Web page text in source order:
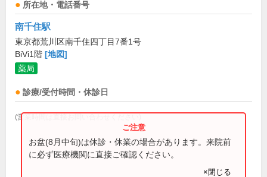
所在地・電話番号
南千住駅
東京都荒川区南千住四丁目7番1号
BiVi1階 [地図]
薬局
診療/受付時間・休診日
(営業時間は直接お問い合わせください)
お盆(8月中旬)は休診・休業の場合があります。来院前
に必ず医療機関に直接ご確認ください。
×閉じる